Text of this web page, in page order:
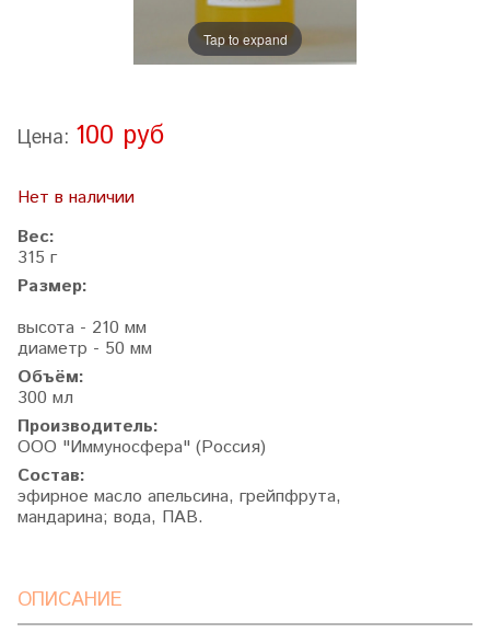
Tap to expand
Цена: 100 руб
Нет в наличии
Вес:
315 г
Размер:
высота - 210 мм
диаметр - 50 мм
Объём:
300 мл
Производитель:
ООО "Иммуносфера" (Россия)
Состав:
эфирное масло апельсина, грейпфрута,
мандарина; вода, ПАВ.
ОПИСАНИЕ